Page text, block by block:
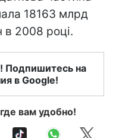
18163 млрд
в 2008 році.
Подпишитесь на
в Google!
вам удобно!